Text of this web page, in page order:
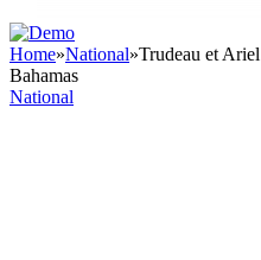
Home»National»Trudeau et
Bahamas
National